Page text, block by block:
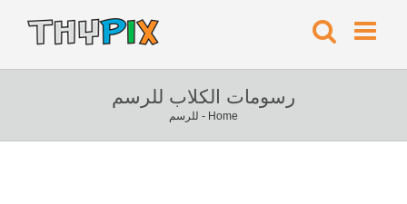
رسومات الكلاب للرسم
Home
- للرسم